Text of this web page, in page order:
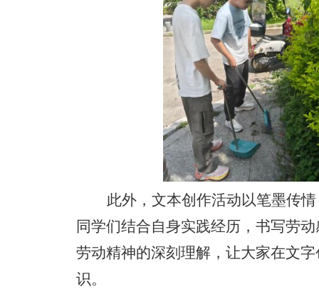
此外，文本创作活动以笔墨传
同学们结合自身实践经历，书写劳
劳动精神的深刻理解，让大家在文
识。